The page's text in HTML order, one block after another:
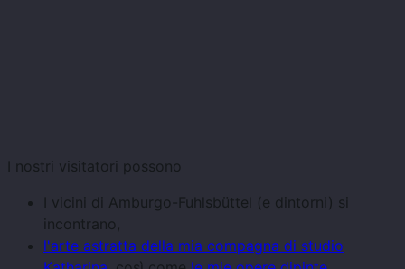
I nostri visitatori possono
I vicini di Amburgo-Fuhlsbüttel (e dintorni) si
incontrano,
l'arte astratta della mia compagna di studio